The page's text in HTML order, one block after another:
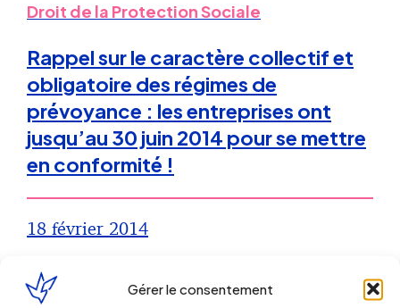
Gérer le consentement
Droit de la Protection Sociale
Rappel sur le caractère collectif et
obligatoire des régimes de
prévoyance : les entreprises ont
jusqu’au 30 juin 2014 pour se mettre
en conformité !
18 février 2014
Droit de la Protection Sociale